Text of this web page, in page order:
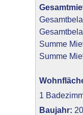
Summe
Summe
1
Baujahr: